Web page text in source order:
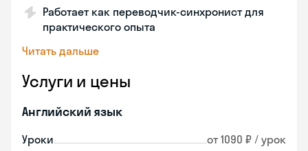
Работает как переводчик-синхронист для
практического опыта
Читать дальше
Услуги и цены
Английский язык
Уроки от 1090 ₽ / урок